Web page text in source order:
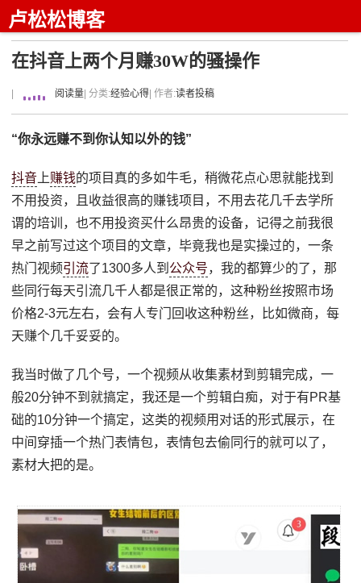
卢松松博客
在抖音上两个月赚30W的骚操作
阅读量 | 分类:经验心得 | 作者:读者投稿
“你永远赚不到你认知以外的钱”
抖音 上赚钱的项目真的多如牛毛，稍微花点心思就能找到
不用投资，且收益很高的赚钱项目，不用去花几千去学所
谓的培训，也不用投资买什么昂贵的设备，记得之前我很
早之前写过这个项目的文章，毕竟我也是实操过的，一条
热门视频引流了1300多人到 公众号，我的都算少的了，那
些同行每天引流几千人都是很正常的，这种粉丝按照市场
价格2-3元左右，会有人专门回收这种粉丝，比如微商，每
天赚个几千妥妥的。
我当时做了几个号，一个视频从收集素材到剪辑完成，一
般20分钟不到就搞定，我还是一个剪辑白痴，对于有PR基
础的10分钟一个搞定，这类的视频用对话的形式展示，在
中间穿插一个热门表情包，表情包去偷同行的就可以了，
素材大把的是。